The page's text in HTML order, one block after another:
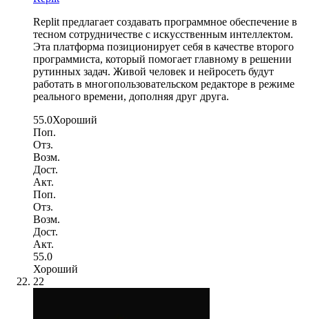
Replit предлагает создавать программное обеспечение в
тесном сотрудничестве с искусственным интеллектом.
Эта платформа позиционирует себя в качестве второго
программиста, который помогает главному в решении
рутинных задач. Живой человек и нейросеть будут
работать в многопользовательском редакторе в режиме
реального времени, дополняя друг друга.
55.0Хороший
Поп.
Отз.
Возм.
Дост.
Акт.
Поп.
Отз.
Возм.
Дост.
Акт.
55.0
Хороший
22